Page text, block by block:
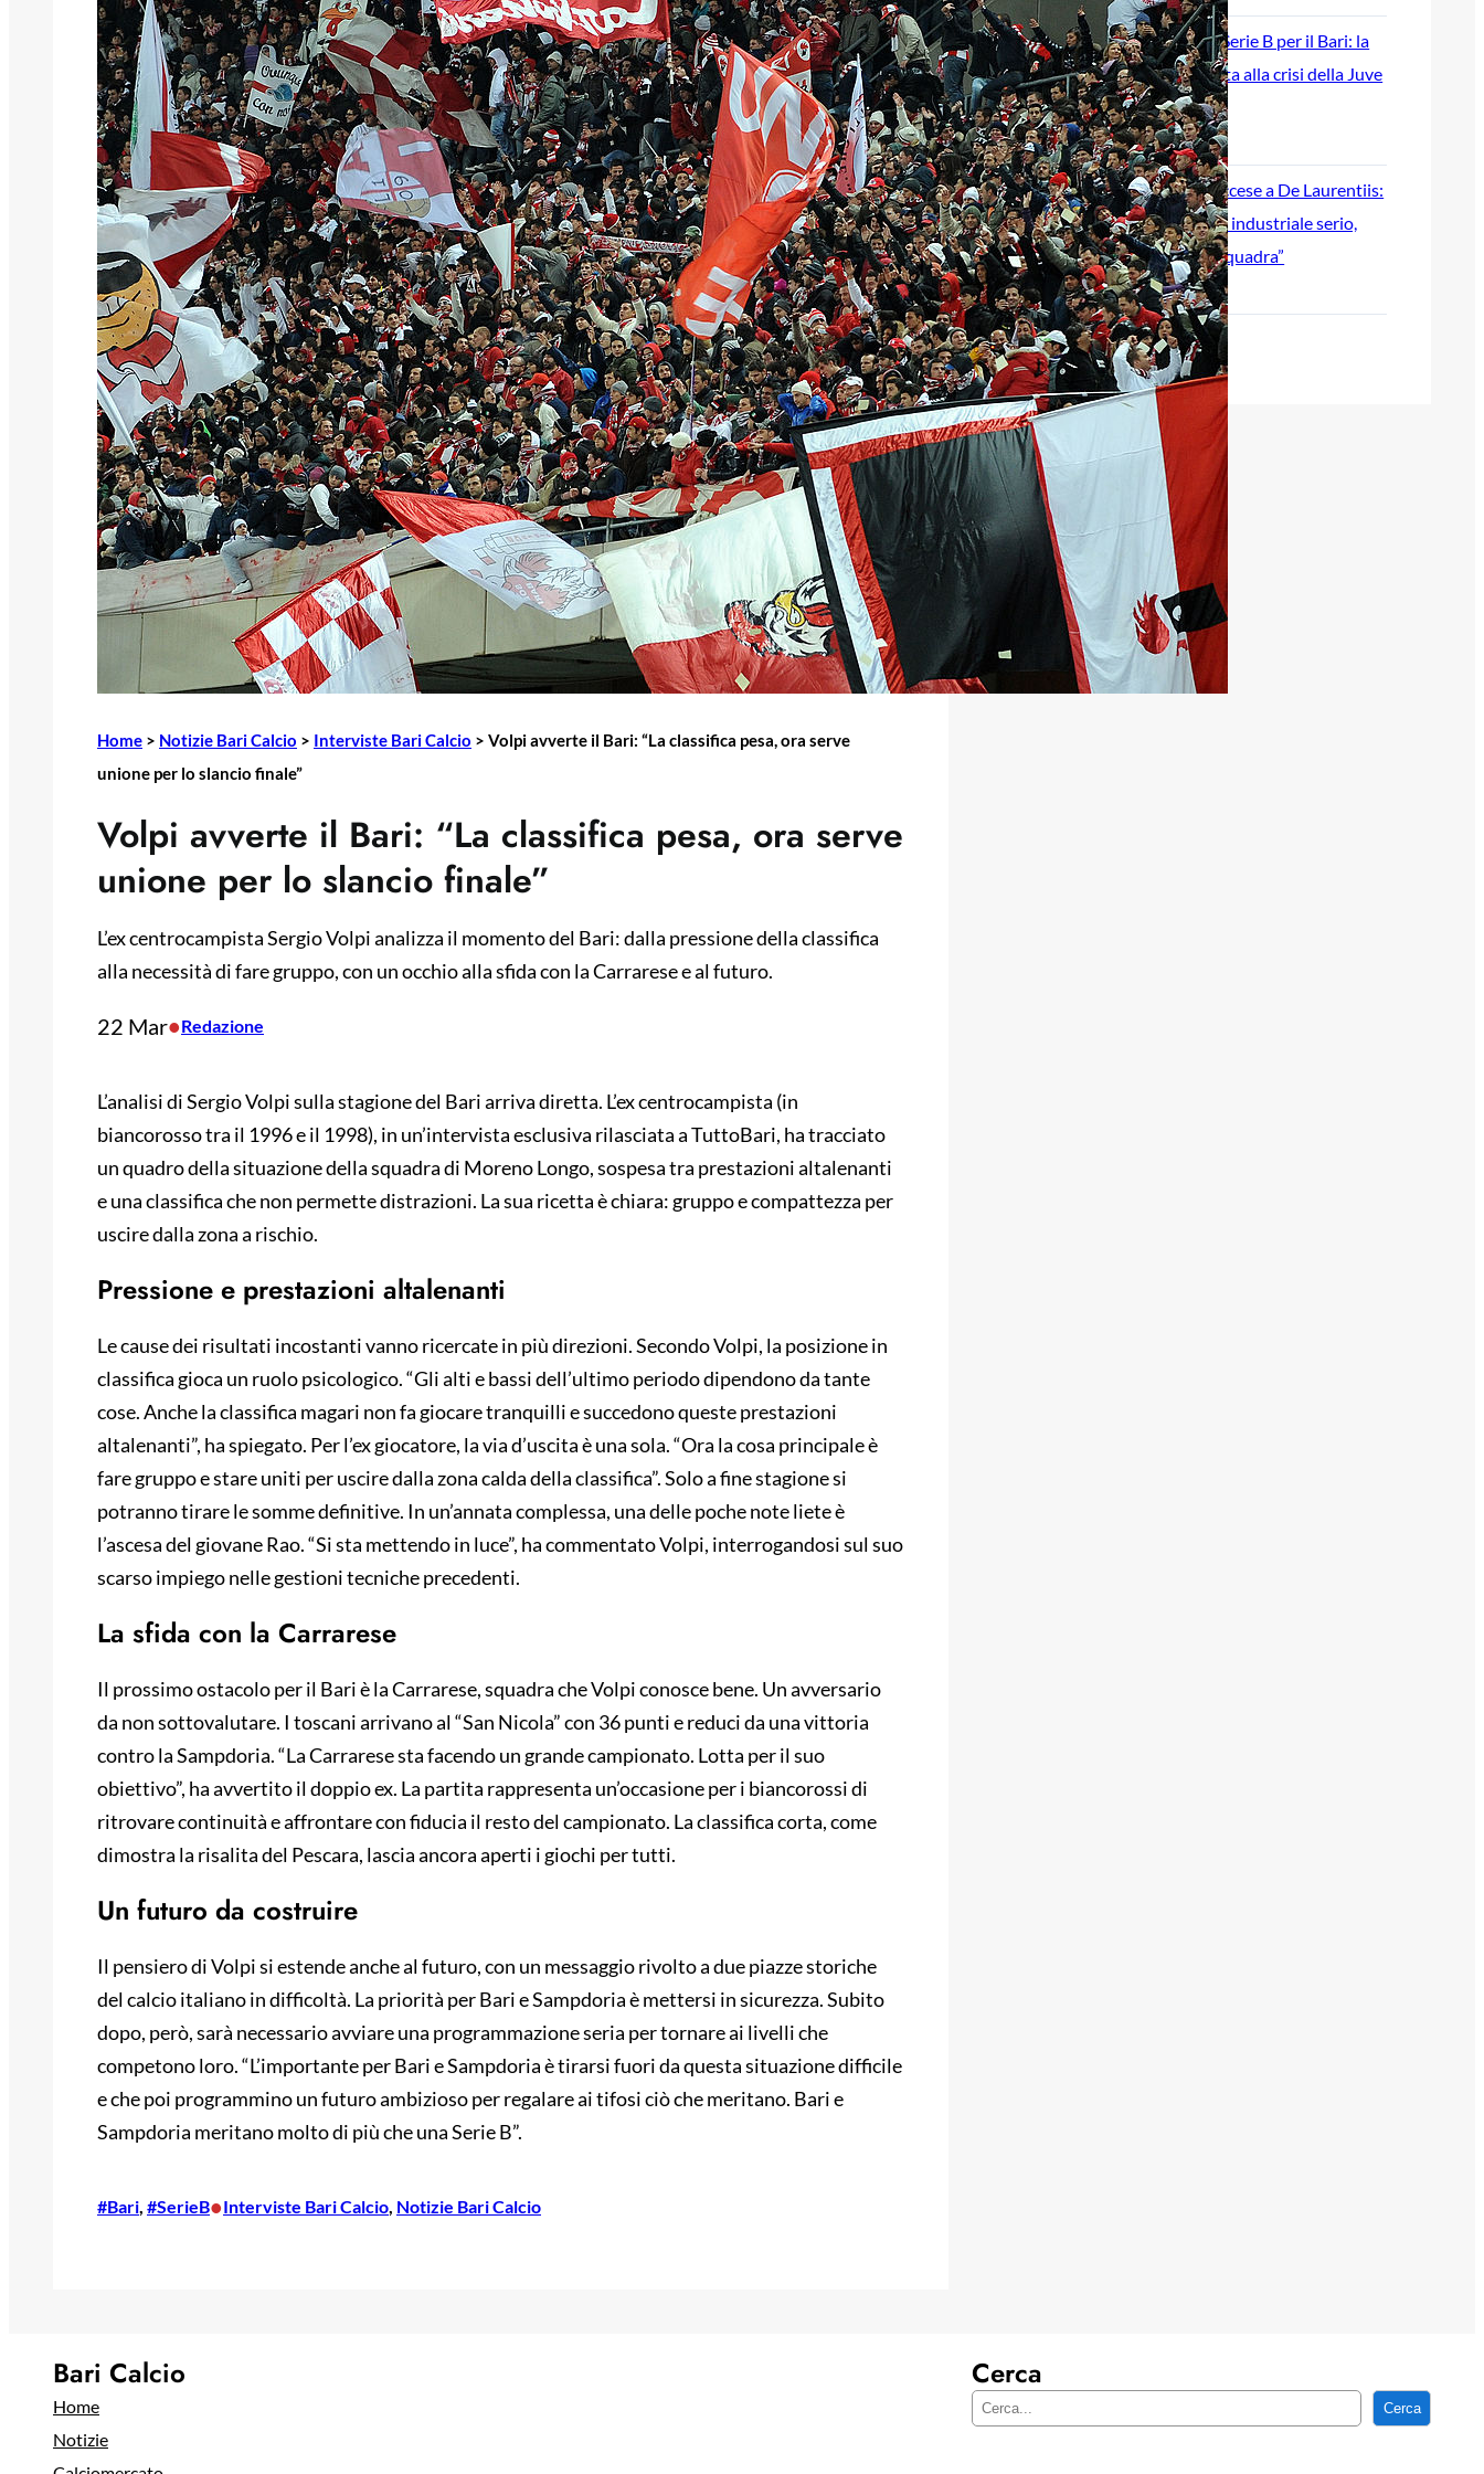
Home > Notizie Bari Calcio > Interviste Bari Calcio > Volpi avverte il Bari: “La classifica pesa, ora serve
unione per lo slancio finale”
Volpi avverte il Bari: “La classifica pesa, ora serve
unione per lo slancio finale”
L’ex centrocampista Sergio Volpi analizza il momento del Bari: dalla pressione della classifica
alla necessità di fare gruppo, con un occhio alla sfida con la Carrarese e al futuro.
22 Mar•Redazione
L’analisi di Sergio Volpi sulla stagione del Bari arriva diretta. L’ex centrocampista (in
biancorosso tra il 1996 e il 1998), in un’intervista esclusiva rilasciata a TuttoBari, ha tracciato
un quadro della situazione della squadra di Moreno Longo, sospesa tra prestazioni altalenanti
e una classifica che non permette distrazioni. La sua ricetta è chiara: gruppo e compattezza per
uscire dalla zona a rischio.
Pressione e prestazioni altalenanti
Le cause dei risultati incostanti vanno ricercate in più direzioni. Secondo Volpi, la posizione in
classifica gioca un ruolo psicologico. “Gli alti e bassi dell’ultimo periodo dipendono da tante
cose. Anche la classifica magari non fa giocare tranquilli e succedono queste prestazioni
altalenanti”, ha spiegato. Per l’ex giocatore, la via d’uscita è una sola. “Ora la cosa principale è
fare gruppo e stare uniti per uscire dalla zona calda della classifica”. Solo a fine stagione si
potranno tirare le somme definitive. In un’annata complessa, una delle poche note liete è
l’ascesa del giovane Rao. “Si sta mettendo in luce”, ha commentato Volpi, interrogandosi sul suo
scarso impiego nelle gestioni tecniche precedenti.
La sfida con la Carrarese
Il prossimo ostacolo per il Bari è la Carrarese, squadra che Volpi conosce bene. Un avversario
da non sottovalutare. I toscani arrivano al “San Nicola” con 36 punti e reduci da una vittoria
contro la Sampdoria. “La Carrarese sta facendo un grande campionato. Lotta per il suo
obiettivo”, ha avvertito il doppio ex. La partita rappresenta un’occasione per i biancorossi di
ritrovare continuità e affrontare con fiducia il resto del campionato. La classifica corta, come
dimostra la risalita del Pescara, lascia ancora aperti i giochi per tutti.
Un futuro da costruire
Il pensiero di Volpi si estende anche al futuro, con un messaggio rivolto a due piazze storiche
del calcio italiano in difficoltà. La priorità per Bari e Sampdoria è mettersi in sicurezza. Subito
dopo, però, sarà necessario avviare una programmazione seria per tornare ai livelli che
competono loro. “L’importante per Bari e Sampdoria è tirarsi fuori da questa situazione difficile
e che poi programmino un futuro ambizioso per regalare ai tifosi ciò che meritano. Bari e
Sampdoria meritano molto di più che una Serie B”.
#Bari, #SerieB•Interviste Bari Calcio, Notizie Bari Calcio
Ripescaggio in Serie B per il Bari: la
speranza è legata alla crisi della Juve
Stabia
28 Maggio 2026
Futuro Bari, Leccese a De Laurentiis:
“Serve un piano industriale serio,
non siamo una seconda squadra”
27 Maggio 2026
Bari Calcio
Home
Notizie
Cerca
C
Cerca